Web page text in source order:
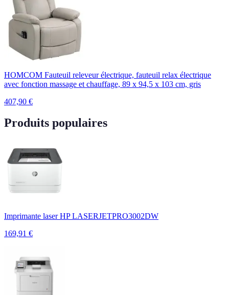
HOMCOM Fauteuil releveur électrique, fauteuil relax électrique
avec fonction massage et chauffage, 89 x 94,5 x 103 cm, gris
407,90 €
Produits populaires
Imprimante laser HP LASERJETPRO3002DW
169,91 €